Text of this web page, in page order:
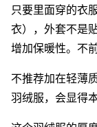
只要里面穿的衣
衣），外套不是
增加保暖性。不
不推荐加在轻薄
羽绒服，会显得